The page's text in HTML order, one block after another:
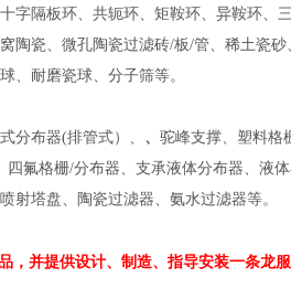
字隔板环、共轭环、矩鞍环、异鞍环、
陶瓷、微孔陶瓷过滤砖/板/管、稀土瓷
、耐磨瓷球、分子筛等。
分布器(排管式）、 、驼峰支撑、塑料格
氟格栅/分布器、支承液体分布器、液
射塔盘、陶瓷过滤器、氨水过滤器等。
，并提供设计、制造、指导安装一条龙服